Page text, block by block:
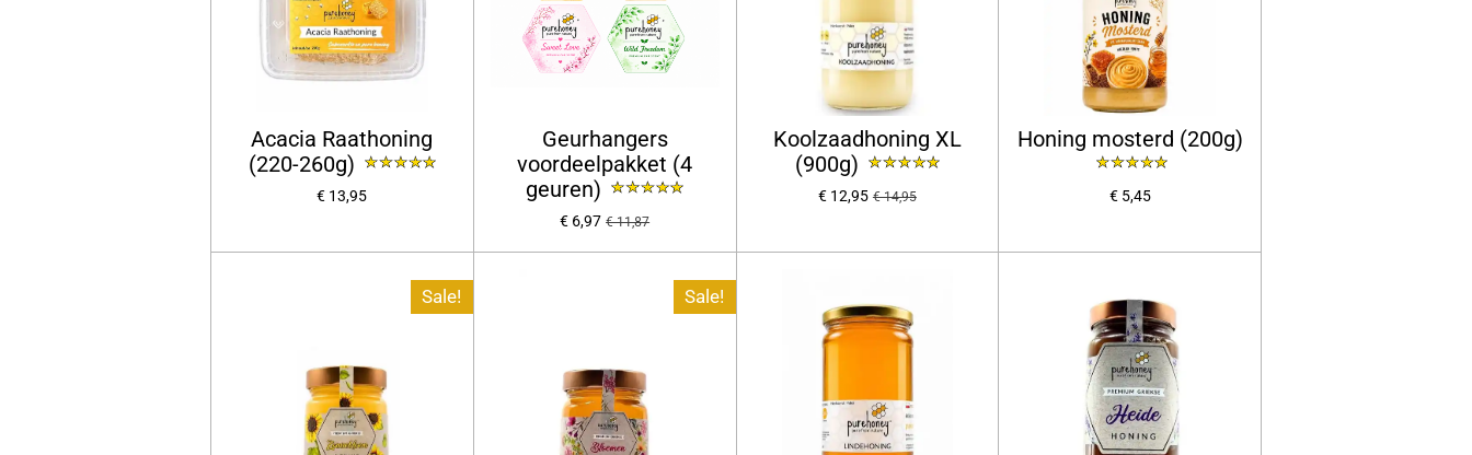
Acacia Raathoning
(220-260g)
€ 13,95
Geurhangers
voordeelpakket (4
geuren)
€ 6,97 € 11,87
Koolzaadhoning XL
(900g)
€ 12,95 € 14,95
Honing mosterd (200g)
€ 5,45
Sale! Sale!